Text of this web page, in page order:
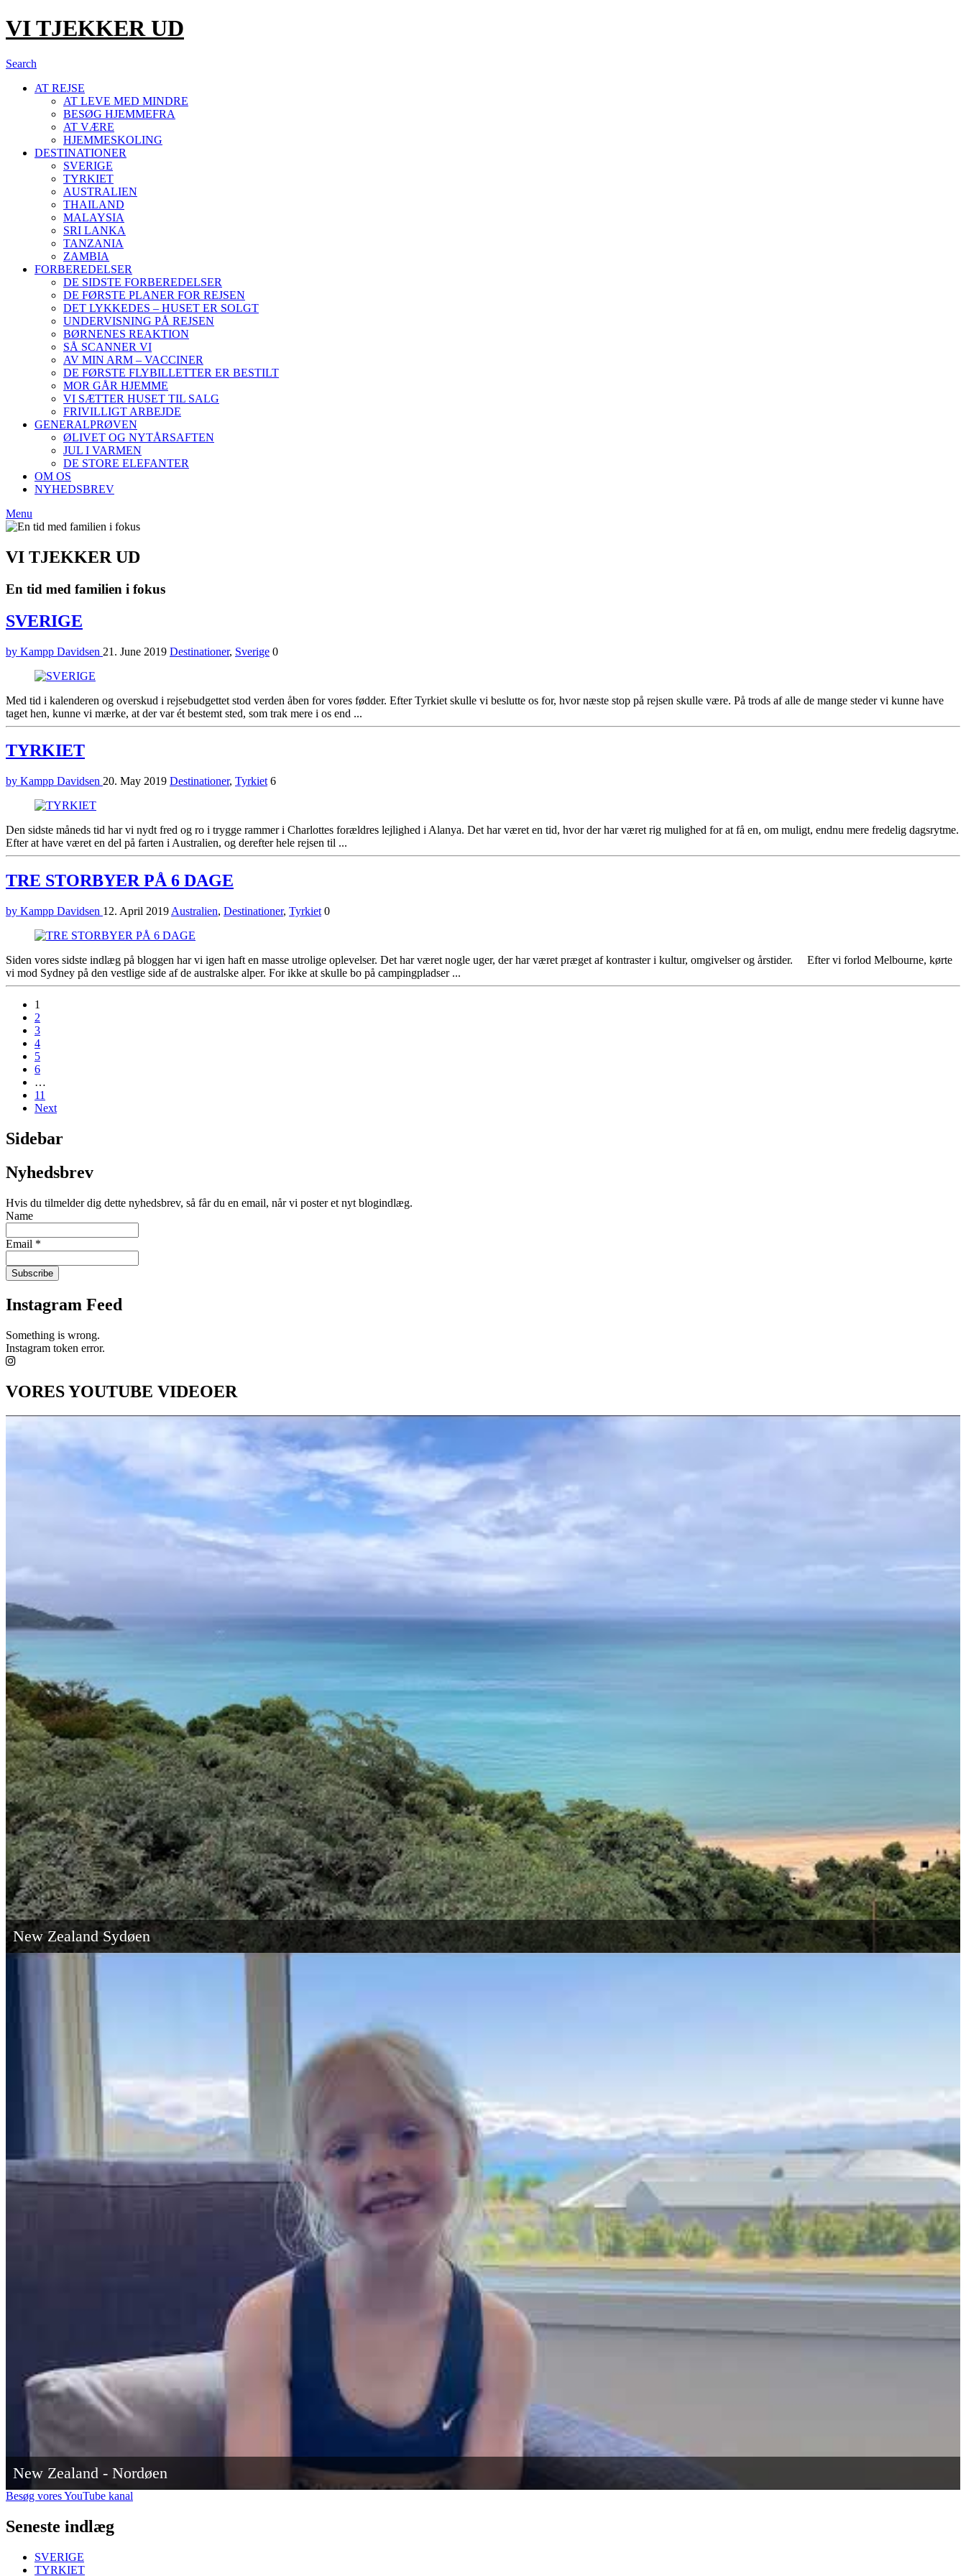
VI TJEKKER UD
Search
AT REJSE
AT LEVE MED MINDRE
BESØG HJEMMEFRA
AT VÆRE
HJEMMESKOLING
DESTINATIONER
SVERIGE
TYRKIET
AUSTRALIEN
THAILAND
MALAYSIA
SRI LANKA
TANZANIA
ZAMBIA
FORBEREDELSER
DE SIDSTE FORBEREDELSER
DE FØRSTE PLANER FOR REJSEN
DET LYKKEDES – HUSET ER SOLGT
UNDERVISNING PÅ REJSEN
BØRNENES REAKTION
SÅ SCANNER VI
AV MIN ARM – VACCINER
DE FØRSTE FLYBILLETTER ER BESTILT
MOR GÅR HJEMME
VI SÆTTER HUSET TIL SALG
FRIVILLIGT ARBEJDE
GENERALPRØVEN
ØLIVET OG NYTÅRSAFTEN
JUL I VARMEN
DE STORE ELEFANTER
OM OS
NYHEDSBREV
Menu
VI TJEKKER UD
En tid med familien i fokus
SVERIGE
by Kampp Davidsen 21. June 2019 Destinationer, Sverige 0
Med tid i kalenderen og overskud i rejsebudgettet stod verden åben for vores fødder. Efter Tyrkiet skulle vi beslutte os for, hvor næste stop på rejsen skulle være. På trods af alle de mange steder vi kunne have
taget hen, kunne vi mærke, at der var ét bestemt sted, som trak mere i os end ...
TYRKIET
by Kampp Davidsen 20. May 2019 Destinationer, Tyrkiet 6
Den sidste måneds tid har vi nydt fred og ro i trygge rammer i Charlottes forældres lejlighed i Alanya. Det har været en tid, hvor der har været rig mulighed for at få en, om muligt, endnu mere fredelig dagsrytme.
Efter at have været en del på farten i Australien, og derefter hele rejsen til ...
TRE STORBYER PÅ 6 DAGE
by Kampp Davidsen 12. April 2019 Australien, Destinationer, Tyrkiet 0
Siden vores sidste indlæg på bloggen har vi igen haft en masse utrolige oplevelser. Det har været nogle uger, der har været præget af kontraster i kultur, omgivelser og årstider. Efter vi forlod Melbourne, kørte
vi mod Sydney på den vestlige side af de australske alper. For ikke at skulle bo på campingpladser ...
1
2
3
4
5
6
…
11
Next
Sidebar
Nyhedsbrev
Hvis du tilmelder dig dette nyhedsbrev, så får du en email, når vi poster et nyt blogindlæg.
Name
Email *
Instagram Feed
Something is wrong.
Instagram token error.
VORES YOUTUBE VIDEOER
New Zealand Sydøen
New Zealand - Nordøen
Besøg vores YouTube kanal
Seneste indlæg
SVERIGE
TYRKIET